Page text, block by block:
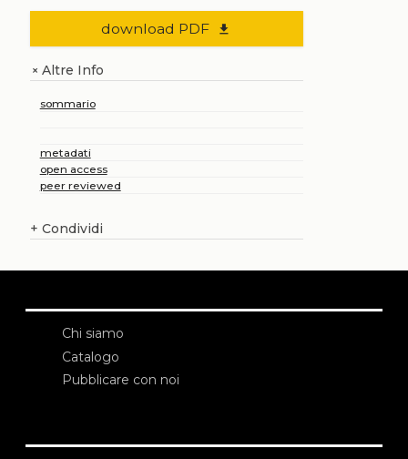
download PDF file_download
+Altre Info
sommario
metadati
open access
peer reviewed
+ Condividi
Chi siamo
Catalogo
Pubblicare con noi